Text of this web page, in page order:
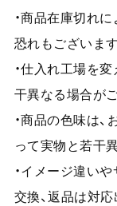
・商品在庫切れ
恐れもございま
・仕入れ工場を
干異なる場合が
・商品の色味は
って実物と若干
・イメージ違い
交換、返品は対応